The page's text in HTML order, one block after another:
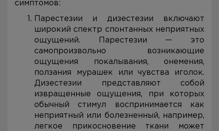
симптомов:
Парестезии и дизестезии включают
широкий спектр спонтанных неприятных
ощущений. Парестезии — это
самопроизвольно возникающие
ощущения покалывания, онемения,
ползания мурашек или чувства иголок.
Дизестезии представляют собой
извращенные ощущения, при которых
обычный стимул воспринимается как
неприятный или болезненный, например,
легкое прикосновение ткани может